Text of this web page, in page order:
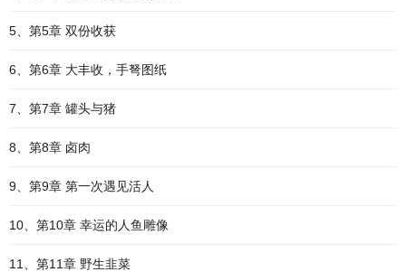
5、第5章 双份收获
6、第6章 大丰收，手弩图纸
7、第7章 罐头与猪
8、第8章 卤肉
9、第9章 第一次遇见活人
10、第10章 幸运的人鱼雕像
11、第11章 野生韭菜